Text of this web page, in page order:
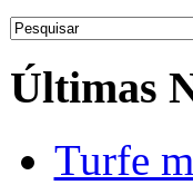
Últimas
Turfe